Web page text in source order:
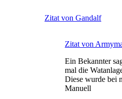
Zitat von Gandalf
Zitat von
Ein Bekannter
mal die
Diese wurde bei
Manuell